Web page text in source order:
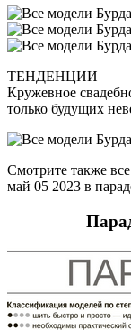
ТЕНДЕНЦИИ
Кружевное
только будущих
Смотрите также
май 05 2023 в